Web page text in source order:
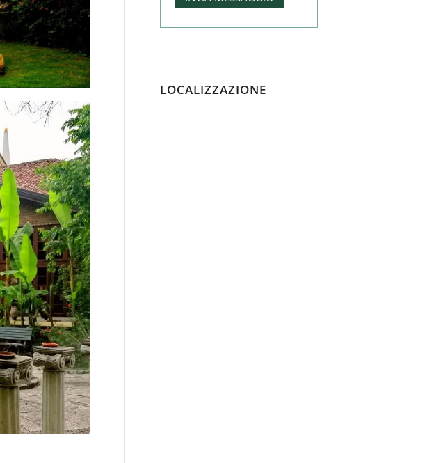
LOCALIZZAZIONE